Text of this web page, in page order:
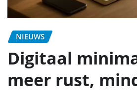
NIEUWS
Digitaal
meer rust,